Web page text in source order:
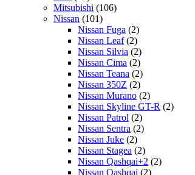
Mitsubishi (106)
Nissan (101)
Nissan Fuga (2)
Nissan Leaf (2)
Nissan Silvia (2)
Nissan Cima (2)
Nissan Teana (2)
Nissan 350Z (2)
Nissan Murano (2)
Nissan Skyline GT-R (2)
Nissan Patrol (2)
Nissan Sentra (2)
Nissan Juke (2)
Nissan Stagea (2)
Nissan Qashqai+2 (2)
Nissan Qashqai (2)